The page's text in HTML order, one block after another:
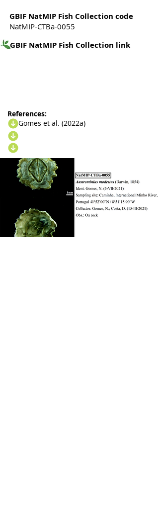
GBIF NatMIP Fish Collection code
NatMIP-CTBa-0055
GBIF NatMIP Fish Collection link
References:
Gomes et al. (2022a)